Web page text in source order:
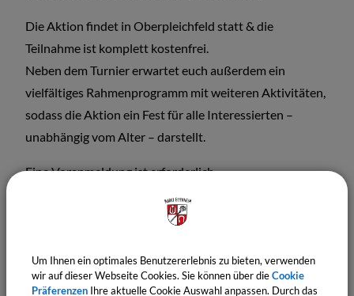
Die Aktion findet in Oberpleichfeld statt & die
Teilnahme ist komplett kostenfrei.
Neben dem Turnier erwartet euch außerdem ein
vielfältiges Rahmenprogramm mit weiteren Aktivitäten,
sodass die Aktion ein Fest für alle Interessierten –
unabhängig vom Alter – darstellt.
Eine Voranmeldung ist erforderlich –
Anmeldungszeitraum geht bis zum 19.06.2026, schnell
https://baserow.io/form/QmIeCWFHYp8QvKpBGq6d
Bj5_mN3CdN1tum98_zBDqyY
Um Ihnen ein optimales Benutzererlebnis zu bieten, verwenden
wir auf dieser Webseite Cookies. Sie können über dieCookie
Präferenzen Ihre aktuelle Cookie Auswahl anpassen. Durch das